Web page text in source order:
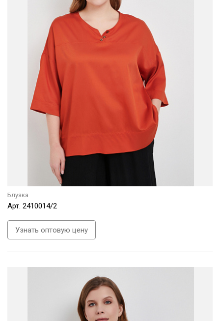
Блузка
Арт. 2410014/2
Узнать оптовую цену